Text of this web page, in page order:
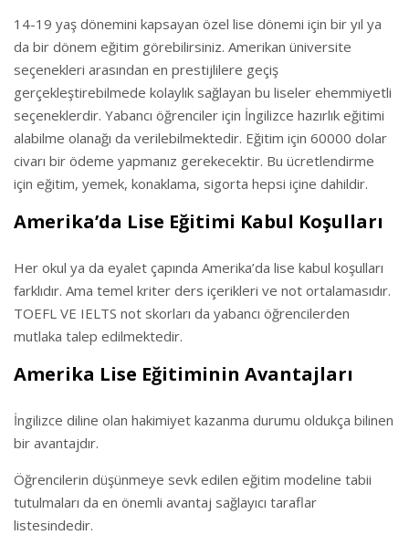
14-19 yaş dönemini kapsayan özel lise dönemi için bir yıl ya
da bir dönem eğitim görebilirsiniz. Amerikan üniversite
seçenekleri arasından en prestijlilere geçiş
gerçekleştirebilmede kolaylık sağlayan bu liseler ehemmiyetli
seçeneklerdir. Yabancı öğrenciler için İngilizce hazırlık eğitimi
alabilme olanağı da verilebilmektedir. Eğitim için 60000 dolar
civarı bir ödeme yapmanız gerekecektir. Bu ücretlendirme
için eğitim, yemek, konaklama, sigorta hepsi içine dahildir.
Amerika’da Lise Eğitimi Kabul Koşulları
Her okul ya da eyalet çapında Amerika’da lise kabul koşulları
farklıdır. Ama temel kriter ders içerikleri ve not ortalamasıdır.
TOEFL VE IELTS not skorları da yabancı öğrencilerden
mutlaka talep edilmektedir.
Amerika Lise Eğitiminin Avantajları
İngilizce diline olan hakimiyet kazanma durumu oldukça bilinen
bir avantajdır.
Öğrencilerin düşünmeye sevk edilen eğitim modeline tabii
tutulmaları da en önemli avantaj sağlayıcı taraflar
listesindedir.